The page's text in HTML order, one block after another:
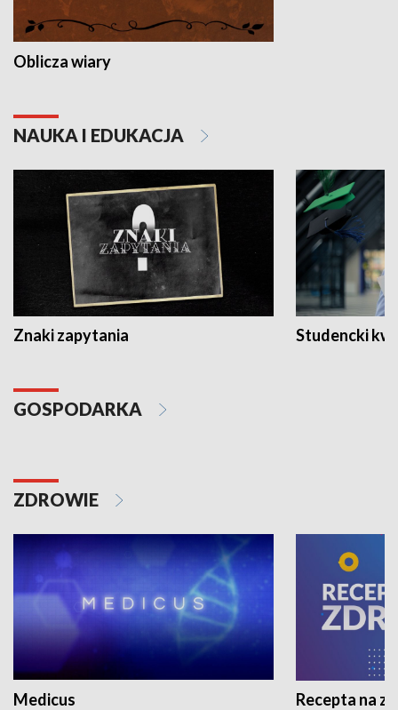
Oblicza wiary
NAUKA I EDUKACJA
Znaki zapytania Studencki
GOSPODARKA
ZDROWIE
Medicus Recepta na